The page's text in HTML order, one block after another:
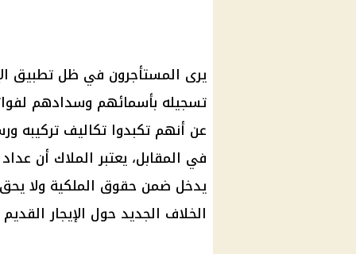
يرى المستأجرون في ظل تطبيق
تسجيله بأسمائهم وسدادهم
عن أنهم تكبدوا تكاليف تركيبه
في المقابل، يعتبر الملاك أن
يدخل ضمن حقوق الملكية ولا يحق
الخلاف الجديد حول الإيجار القديم